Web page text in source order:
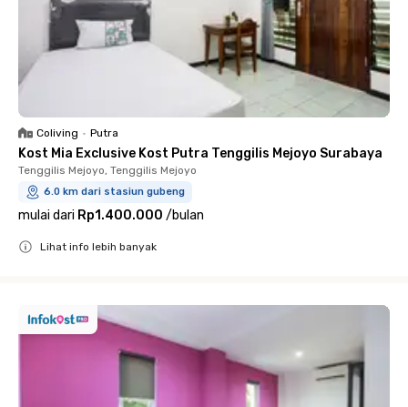
Coliving • Putra
Kost Mia Exclusive Kost Putra Tenggilis Mejoyo Surabaya
Tenggilis Mejoyo, Tenggilis Mejoyo
6.0 km dari stasiun gubeng
mulai dari Rp1.400.000 /bulan
Lihat info lebih banyak